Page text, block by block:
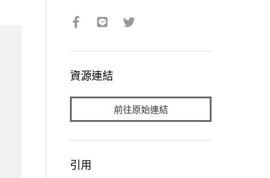
資源連結
前往原始連結
引用